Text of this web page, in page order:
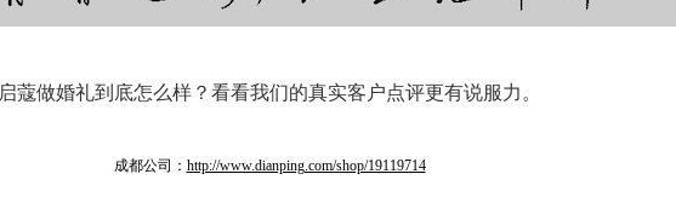
启蔻做婚礼到底怎么样？看看我们的真实客户点评更有说服力。
成都公司： http://www.dianping.com/shop/19119714